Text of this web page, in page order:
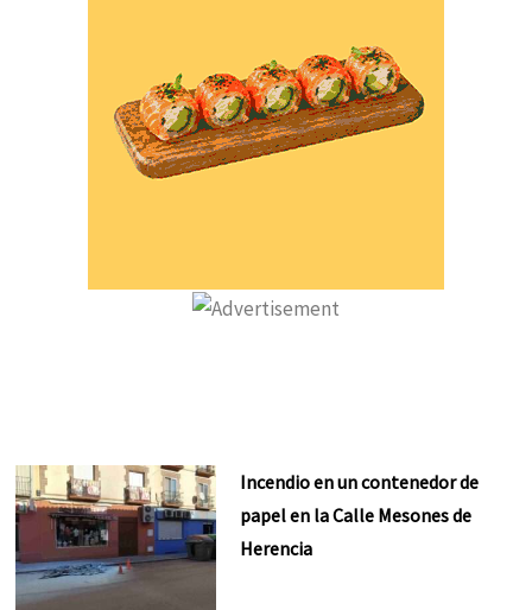
Incendio en un contenedor de
papel en la Calle Mesones de
Herencia